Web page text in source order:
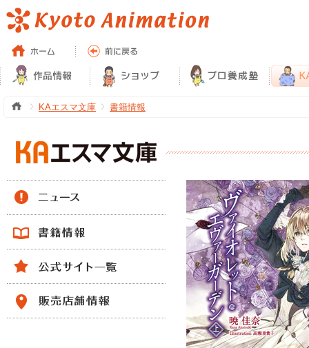
KAエスマ文庫 書籍情報